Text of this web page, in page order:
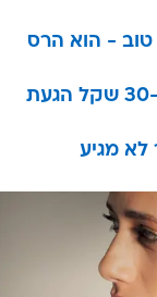
- הוא הרס
את יודעת שאת מלכה כשמאוברול ב-30 שקל הגעת
מגיע